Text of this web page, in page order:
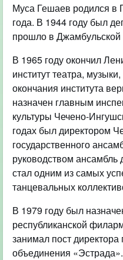
Муса Гешаев родился в
года. В 1944 году был
прошло в
В 1965 году окончил
институт театра,
окончания института
назначен главным
культуры Чечено-
годах был директором
государственного
руководством
стал одним из самых
танцевальных
В 1979 году был
республиканской
занимал пост директора
объединения «Эстрада».